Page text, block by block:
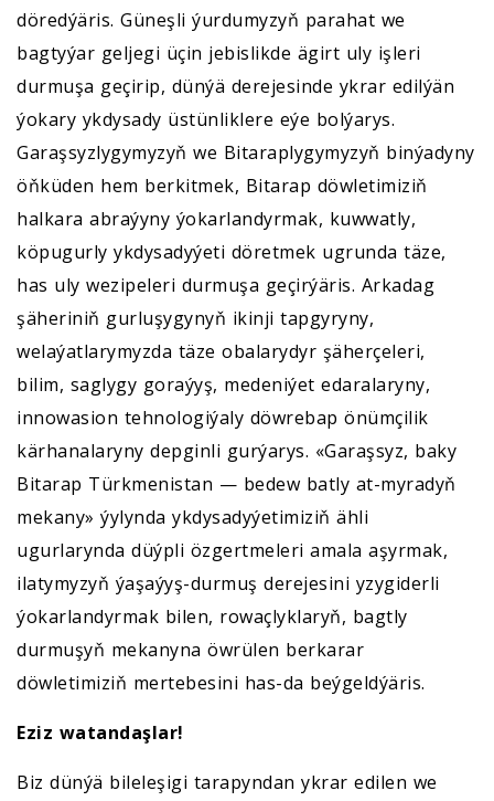
döredýäris. Güneşli ýurdumyzyň parahat we
bagtyýar geljegi üçin jebislikde ägirt uly işleri
durmuşa geçirip, dünýä derejesinde ykrar edilýän
ýokary ykdysady üstünliklere eýe bolýarys.
Garaşsyzlygymyzyň we Bitaraplygymyzyň binýadyny
öňküden hem berkitmek, Bitarap döwletimiziň
halkara abraýyny ýokarlandyrmak, kuwwatly,
köpugurly ykdysadyýeti döretmek ugrunda täze,
has uly wezipeleri durmuşa geçirýäris. Arkadag
şäheriniň gurluşygynyň ikinji tapgyryny,
welaýatlarymyzda täze obalarydyr şäherçeleri,
bilim, saglygy goraýyş, medeniýet edaralaryny,
innowasion tehnologiýaly döwrebap önümçilik
kärhanalaryny depginli gurýarys. «Garaşsyz, baky
Bitarap Türkmenistan — bedew batly at-myradyň
mekany» ýylynda ykdysadyýetimiziň ähli
ugurlarynda düýpli özgertmeleri amala aşyrmak,
ilatymyzyň ýaşaýyş-durmuş derejesini yzygiderli
ýokarlandyrmak bilen, rowaçlyklaryň, bagtly
durmuşyň mekanyna öwrülen berkarar
döwletimiziň mertebesini has-da beýgeldýäris.
Eziz watandaşlar!
Biz dünýä bileleşigi tarapyndan ykrar edilen we